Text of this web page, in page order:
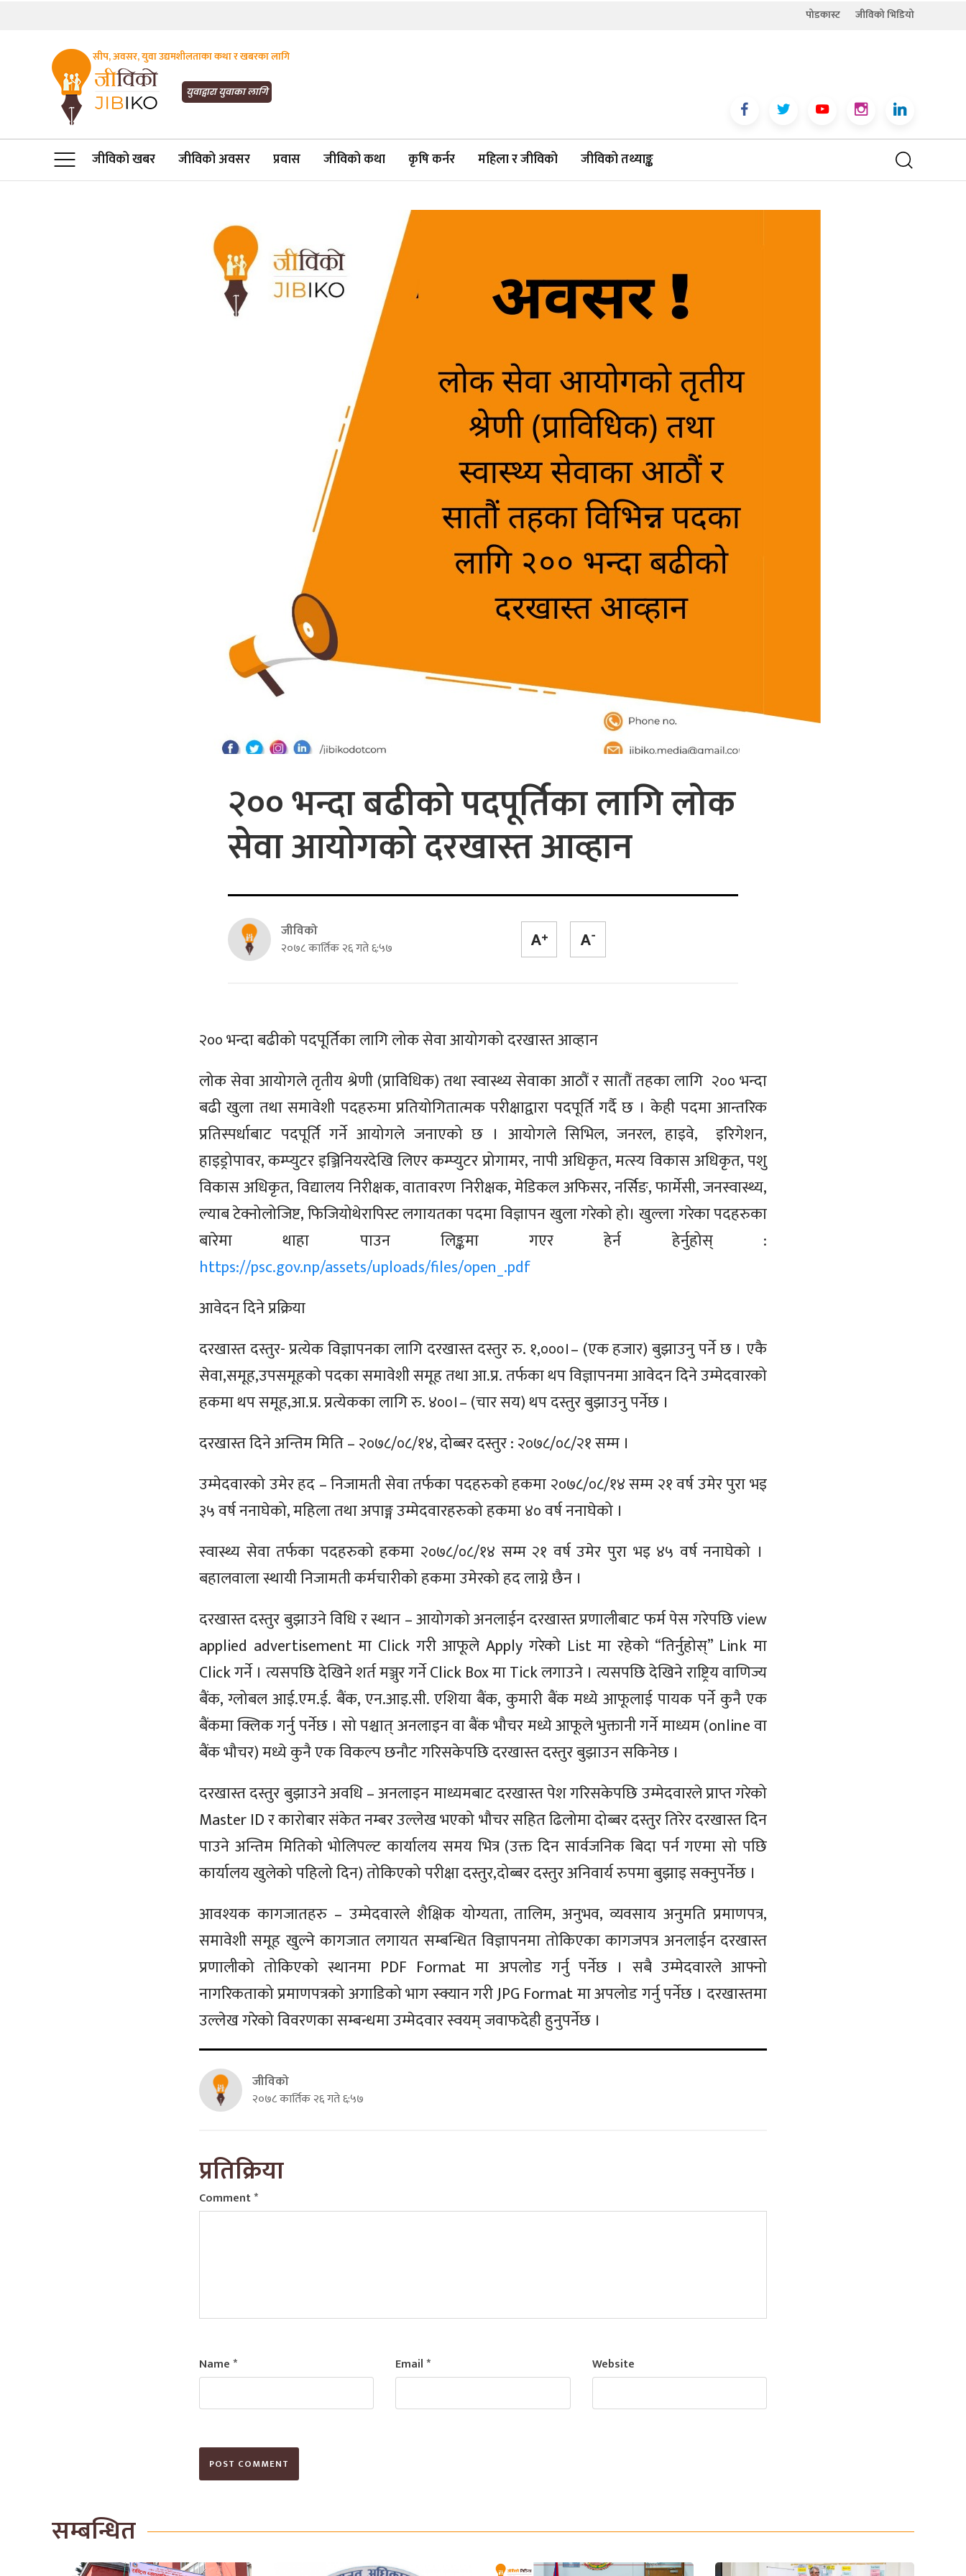
पोडकास्ट जीविको भिडियो
युवाद्वारा युवाका लागि
JIBIKO.COM
तपाईंको जीविकाको साथी
सीप, अवसर, युवा उद्यमशीलताका कथा र खबरका लागि
जीविको खबर जीविको अवसर प्रवास जीविको कथा कृषि कर्नर महिला र जीविको जीविको तथ्याङ्क
२०० भन्दा बढीको पदपूर्तिका लागि लोक
सेवा आयोगको दरखास्त आव्हान
जीविको
२०७८ कार्तिक २६ गते ६:५७
२०० भन्दा बढीको पदपूर्तिका लागि लोक सेवा आयोगको दरखास्त आव्हान
लोक सेवा आयोगले तृतीय श्रेणी (प्राविधिक) तथा स्वास्थ्य सेवाका आठौं र सातौं तहका लागि २०० भन्दा
बढी खुला तथा समावेशी पदहरुमा प्रतियोगितात्मक परीक्षाद्वारा पदपूर्ति गर्दै छ । केही पदमा आन्तरिक
प्रतिस्पर्धाबाट पदपूर्ति गर्ने आयोगले जनाएको छ । आयोगले सिभिल, जनरल, हाइवे, इरिगेशन,
हाइड्रोपावर, कम्प्युटर इञ्जिनियरदेखि लिएर कम्प्युटर प्रोगामर, नापी अधिकृत, मत्स्य विकास अधिकृत, पशु
विकास अधिकृत, विद्यालय निरीक्षक, वातावरण निरीक्षक, मेडिकल अफिसर, नर्सिङ, फार्मेसी, जनस्वास्थ्य,
ल्याब टेक्नोलोजिष्ट, फिजियोथेरापिस्ट लगायतका पदमा विज्ञापन खुला गरेको हो। खुल्ला गरेका पदहरुका
बारेमा थाहा पाउन लिङ्कमा गएर हेर्न हेर्नुहोस् :
https://psc.gov.np/assets/uploads/files/open_.pdf
आवेदन दिने प्रक्रिया
दरखास्त दस्तुर- प्रत्येक विज्ञापनका लागि दरखास्त दस्तुर रु. १,०००।– (एक हजार) बुझाउनु पर्ने छ । एकै
सेवा,समूह,उपसमूहको पदका समावेशी समूह तथा आ.प्र. तर्फका थप विज्ञापनमा आवेदन दिने उम्मेदवारको
हकमा थप समूह,आ.प्र. प्रत्येकका लागि रु. ४००।– (चार सय) थप दस्तुर बुझाउनु पर्नेछ ।
दरखास्त दिने अन्तिम मिति – २०७८/०८/१४, दोब्बर दस्तुर : २०७८/०८/२१ सम्म ।
उम्मेदवारको उमेर हद – निजामती सेवा तर्फका पदहरुको हकमा २०७८/०८/१४ सम्म २१ वर्ष उमेर पुरा भइ
३५ वर्ष ननाघेको, महिला तथा अपाङ्ग उम्मेदवारहरुको हकमा ४० वर्ष ननाघेको ।
स्वास्थ्य सेवा तर्फका पदहरुको हकमा २०७८/०८/१४ सम्म २१ वर्ष उमेर पुरा भइ ४५ वर्ष ननाघेको ।
बहालवाला स्थायी निजामती कर्मचारीको हकमा उमेरको हद लाग्ने छैन ।
दरखास्त दस्तुर बुझाउने विधि र स्थान – आयोगको अनलाईन दरखास्त प्रणालीबाट फर्म पेस गरेपछि view
applied advertisement मा Click गरी आफूले Apply गरेको List मा रहेको “तिर्नुहोस्” Link मा
Click गर्ने । त्यसपछि देखिने शर्त मञ्जुर गर्ने Click Box मा Tick लगाउने । त्यसपछि देखिने राष्ट्रिय वाणिज्य
बैंक, ग्लोबल आई.एम.ई. बैंक, एन.आइ.सी. एशिया बैंक, कुमारी बैंक मध्ये आफूलाई पायक पर्ने कुनै एक
बैंकमा क्लिक गर्नु पर्नेछ । सो पश्चात् अनलाइन वा बैंक भौचर मध्ये आफूले भुक्तानी गर्ने माध्यम (online वा
बैंक भौचर) मध्ये कुनै एक विकल्प छनौट गरिसकेपछि दरखास्त दस्तुर बुझाउन सकिनेछ ।
दरखास्त दस्तुर बुझाउने अवधि – अनलाइन माध्यमबाट दरखास्त पेश गरिसकेपछि उम्मेदवारले प्राप्त गरेको
Master ID र कारोबार संकेत नम्बर उल्लेख भएको भौचर सहित ढिलोमा दोब्बर दस्तुर तिरेर दरखास्त दिन
पाउने अन्तिम मितिको भोलिपल्ट कार्यालय समय भित्र (उक्त दिन सार्वजनिक बिदा पर्न गएमा सो पछि
कार्यालय खुलेको पहिलो दिन) तोकिएको परीक्षा दस्तुर,दोब्बर दस्तुर अनिवार्य रुपमा बुझाइ सक्नुपर्नेछ ।
आवश्यक कागजातहरु – उम्मेदवारले शैक्षिक योग्यता, तालिम, अनुभव, व्यवसाय अनुमति प्रमाणपत्र,
समावेशी समूह खुल्ने कागजात लगायत सम्बन्धित विज्ञापनमा तोकिएका कागजपत्र अनलाईन दरखास्त
प्रणालीको तोकिएको स्थानमा PDF Format मा अपलोड गर्नु पर्नेछ । सबै उम्मेदवारले आफ्नो
नागरिकताको प्रमाणपत्रको अगाडिको भाग स्क्यान गरी JPG Format मा अपलोड गर्नु पर्नेछ । दरखास्तमा
उल्लेख गरेको विवरणका सम्बन्धमा उम्मेदवार स्वयम् जवाफदेही हुनुपर्नेछ ।
जीविको
२०७८ कार्तिक २६ गते ६:५७
प्रतिक्रिया
Comment*
Name* Email* Website
सम्बन्धित